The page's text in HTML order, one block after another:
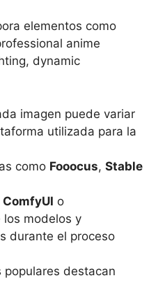
elementos como
anime
dynamic
imagen puede variar
utilizada para la
como Fooocus, Stable
ComfyUI o
los modelos y
durante el proceso
populares destacan